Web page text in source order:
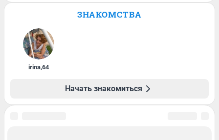
ЗНАКОМСТВА
irina,64
Начать знакомиться